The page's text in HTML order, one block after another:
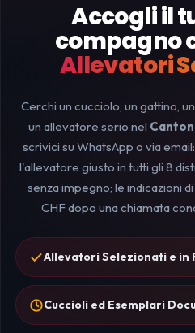
Accogli il
compagno
Allevatori
Cerchi un cucciolo, un gattino,
un allevatore serio nel
scrivici su WhatsApp o via
l'allevatore giusto in tutti gli 8
senza impegno; le indicazioni
CHF dopo una chiamata
Allevatori Selezionati e in
Cuccioli ed Esemplari